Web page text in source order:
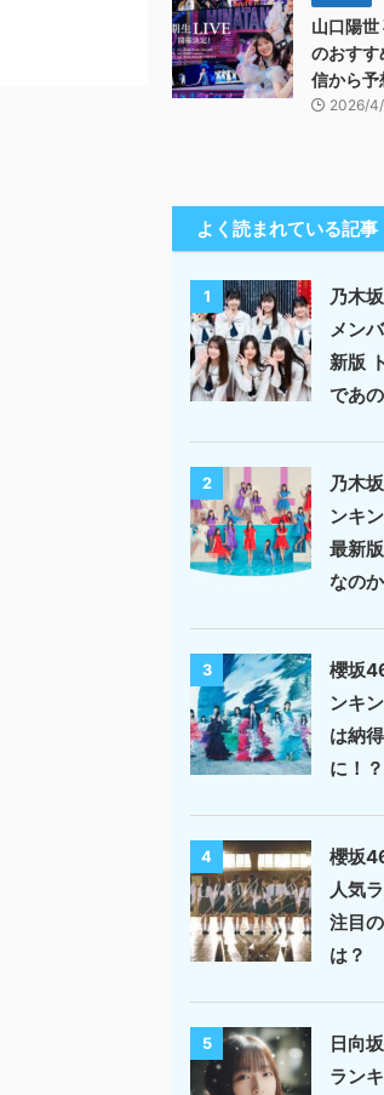
山口陽
のおすす
信から予
2026/
よく読まれている記事
1
乃木
メン
新版
であ
2
乃木
ンキ
最新
なの
3
櫻坂
ンキ
は納
に！？
4
櫻坂
人気
注目
は？
5
日向
ラン